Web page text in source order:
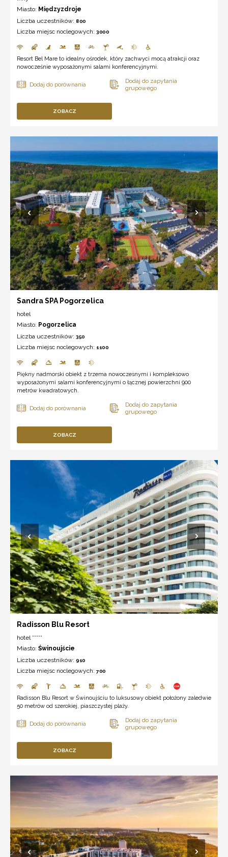
Miasto: Międzyzdroje
Liczba uczestników: 800
Liczba miejsc noclegowych: 3000
Resort Bel Mare to idealny ośrodek, który zachwyci mocą atrakcji oraz
nowocześnie wyposażonymi salami konferencyjnymi.
ZOBACZ
Sandra SPA Pogorzelica
hotel
Miasto: Pogorzelica
Liczba uczestników: 350
Liczba miejsc noclegowych: 1100
Piękny nadmorski obiekt z trzema nowoczesnymi i kompleksowo
wyposażonymi salami konferencyjnymi o łącznej powierzchni 900
metrów kwadratowych.
ZOBACZ
Radisson Blu Resort
hotel *****
Miasto: Świnoujście
Liczba uczestników: 910
Liczba miejsc noclegowych: 700
Radisson Blu Resort w Świnoujściu to luksusowy obiekt położony zaledwie
50 metrów od szerokiej, piaszczystej plaży.
ZOBACZ